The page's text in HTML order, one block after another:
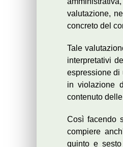
valutazione,
concreto del
Tale
interpretativi
espressione di
in violazione
contenuto
Così facendo
compiere
quinto e